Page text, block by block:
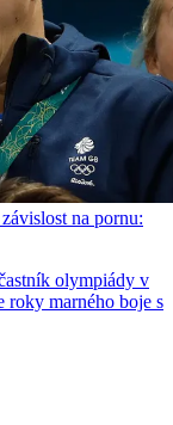
na pornu:
olympiády v
roky marného boje s